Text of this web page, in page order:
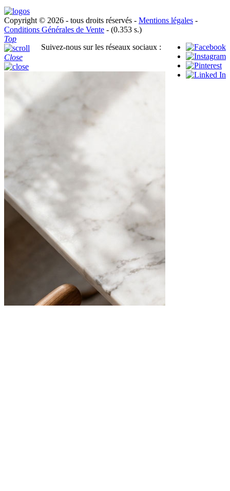
Copyright © 2026 - tous droits réservés - Mentions légales -
Conditions Générales de Vente - (0.353 s.)
Suivez-nous sur les réseaux sociaux :
Top
Close